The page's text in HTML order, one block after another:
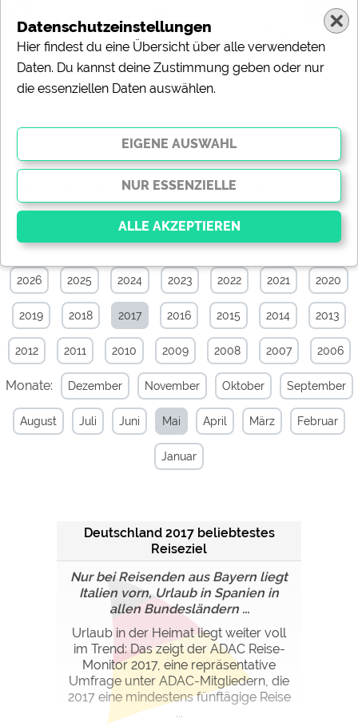
Campingplätze
Specials Aktuelle News
2026 2025 2024 2023 2022 2021 2020
2019 2018 2017 2016 2015 2014 2013
2012 2011 2010 2009 2008 2007 2006
Monate: Dezember November Oktober September
August Juli Juni Mai April März Februar
Januar
Deutschland 2017 beliebtestes
Reiseziel
Nur bei Reisenden aus Bayern liegt
Italien vorn, Urlaub in Spanien in
allen Bundesländern ...
Urlaub in der Heimat liegt weiter voll
im Trend: Das zeigt der ADAC Reise-
Monitor 2017, eine repräsentative
Umfrage unter ADAC-Mitgliedern, die
2017 eine mindestens fünftägige Reise
...
Datenschutzeinstellungen
Hier findest du eine Übersicht über alle verwendeten
Daten. Du kannst deine Zustimmung geben oder nur
die essenziellen Daten auswählen.
Essenziell
Essenzielle Cookies ermöglichen grundlegende
Funktionen und sind für die einwandfreie Funktion der
werden Teile der Websitenicht funktionieren.
Externe Medien
YouTube (Videos von
Campingplätzen)
https://policies.google.com/privacy
Campingplatzvorschau (Vorschau
siehe Datenschutzerklärung des
jeweiligen Anbieters
Google reCAPTCHA (Formulare) https://policies.google.com/privacy
https://policies.google.com/privacy
https://policies.google.com/privacy
Google AdSense
https://policies.google.com/privacy
Google Remarketing
https://policies.google.com/privacy